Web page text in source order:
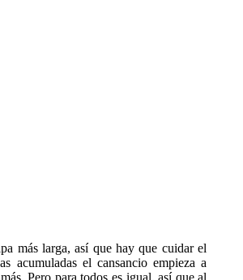
más larga, así que hay que cuidar el
acumuladas el cansancio empieza a
Pero para todos es igual, así que al